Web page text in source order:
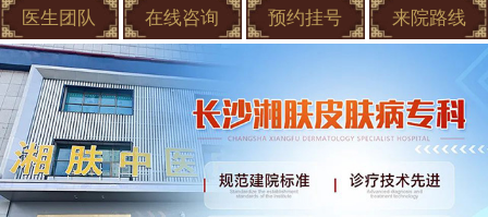
医生团队 在线咨询 预约挂号 来院路线